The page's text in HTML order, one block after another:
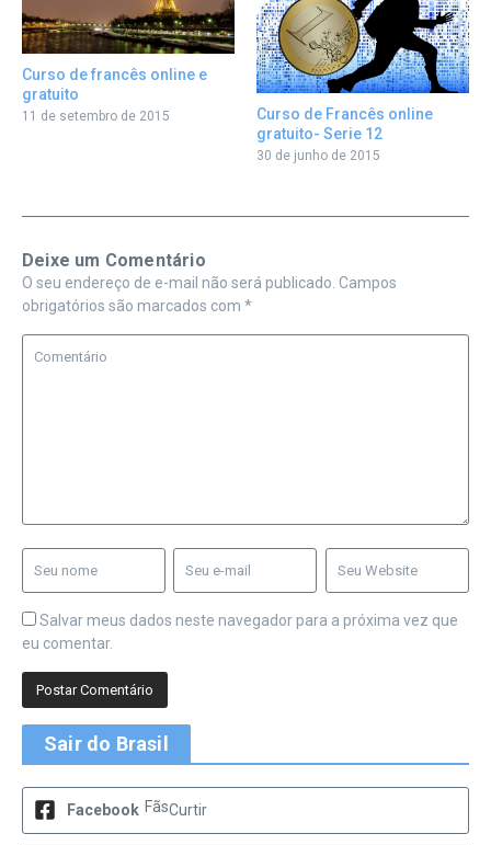
Curso de francês online e
gratuito
11 de setembro de 2015
Curso de Francês online
gratuito- Serie 12
30 de junho de 2015
Deixe um Comentário
O seu endereço de e-mail não será publicado. Campos
obrigatórios são marcados com *
Salvar meus dados neste navegador para a próxima vez que
eu comentar.
Sair do Brasil
Facebook FãsCurtir